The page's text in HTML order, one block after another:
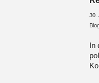
30.
In